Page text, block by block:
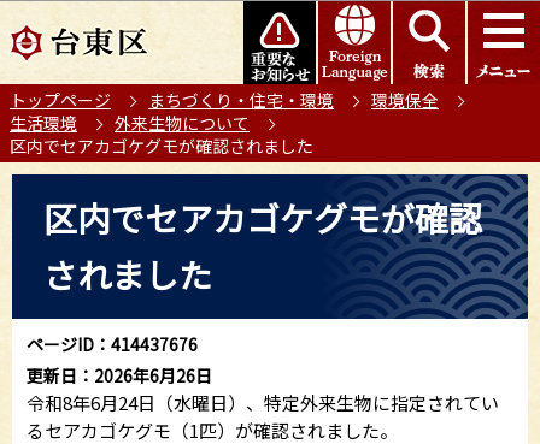
の
ー
ジ
の
このページの本文へ移動
トップページ まちづくり・住宅・環境
環境保全
生活環境
外来生物について
区内でセアカゴケグモが確認されました
ら
区内でセアカゴケグモが確認
されました
ページID：414437676
更新日：2026年6月26日
令和8年6月24日（水曜日）、特定外来生物に指定されてい
るセアカゴケグモ（1匹）が確認されました。